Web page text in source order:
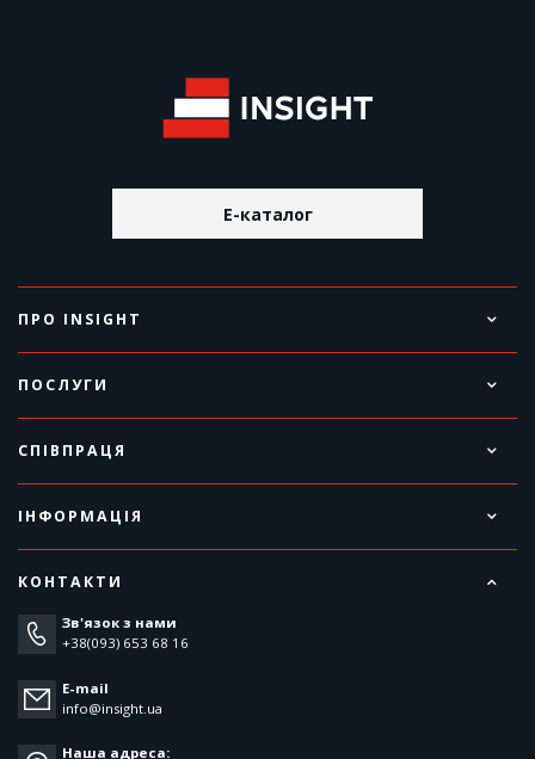
E-каталог
ПРО INSIGHT
ПОСЛУГИ
СПІВПРАЦЯ
ІНФОРМАЦІЯ
КОНТАКТИ
Зв'язок з нами
+38(093) 653 68 16
E-mail
info@insight.ua
Наша адреса: